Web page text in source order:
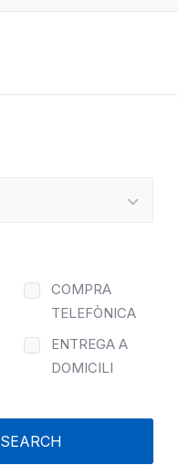
COMPRA
TELEFÒNICA
ENTREGA A
DOMICILI
SEARCH